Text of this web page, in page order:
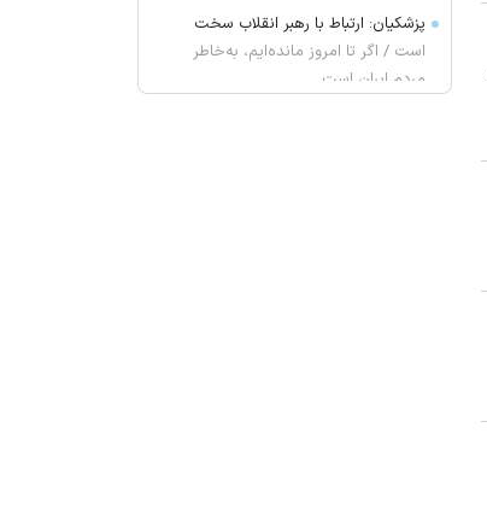
پزشکیان: ارتباط با رهبر انقلاب سخت
است / اگر تا امروز مانده‌ایم، به‌خاطر
مردم ایران است